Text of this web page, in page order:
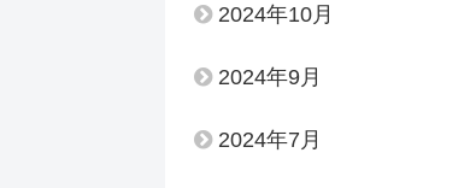
2024年10月
2024年9月
2024年7月